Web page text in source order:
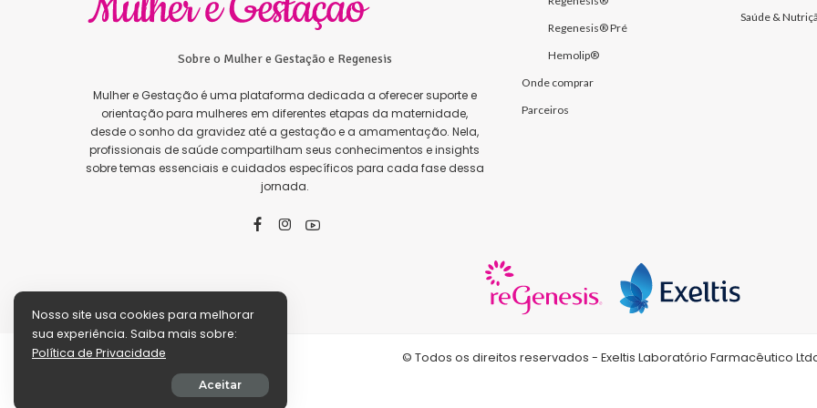
Sobre o Mulher e Gestação e Regenesis
Mulher e Gestação é uma plataforma dedicada a oferecer suporte e
orientação para mulheres em diferentes etapas da maternidade,
desde o sonho da gravidez até a gestação e a amamentação. Nela,
profissionais de saúde compartilham seus conhecimentos e insights
sobre temas essenciais e cuidados específicos para cada fase dessa
jornada.
Regenesis® Pré
Hemolip®
Onde comprar
Parceiros
Saúde &
© Todos os direitos reservados - Exeltis Laboratório Farmacêutico
Nosso site usa cookies para melhorar
sua experiência. Saiba mais sobre:
Política de Privacidade
Aceitar